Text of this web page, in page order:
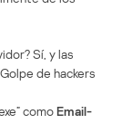
Sí, y las
de hackers
comoEmail-